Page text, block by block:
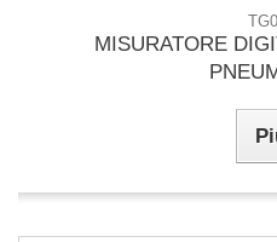
MISURATORE